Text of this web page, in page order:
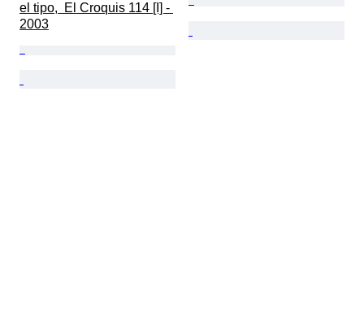
el tipo,  El Croquis 114 [I] -
2003